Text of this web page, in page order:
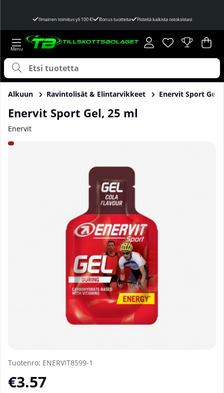
Ilmainen toimitus yli 100 €! Bonus tuotteita Pisteitä kaikista ostoksistasi
Toivelista
Lukumäärä
. .
Alkuun Ravintolisät & Elintarvikkeet Enervit Sport Gel,
Enervit Sport Gel, 25 ml
Enervit
Tuotekuvat Enervit Sport Gel, 25 ml
Tuotenro: ENERVIT8599-1
€3.57